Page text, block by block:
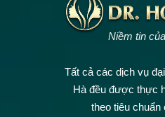
Niềm tin
Tất cả các dịch vụ
Hà đều được thực
theo tiêu chuẩn